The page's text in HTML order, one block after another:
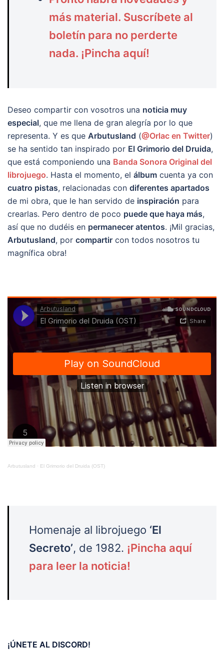
más material. Suscríbete al
boletín para no perderte
nada. ¡Pincha aquí!
Deseo compartir con vosotros una noticia muy
especial, que me llena de gran alegría por lo que
representa. Y es que Arbutusland (@Orlac en Twitter)
se ha sentido tan inspirado por El Grimorio del Druida,
que está componiendo una Banda Sonora Original del
librojuego. Hasta el momento, el álbum cuenta ya con
cuatro pistas, relacionadas con diferentes apartados
de mi obra, que le han servido de inspiración para
crearlas. Pero dentro de poco puede que haya más,
así que no dudéis en permanecer atentos. ¡Mil gracias,
Arbutusland, por compartir con todos nosotros tu
magnífica obra!
Arbutusland · El Grimorio del Druida (OST)
Homenaje al librojuego ‘El
Secreto’, de 1982. ¡Pincha aquí
para leer la noticia!
¡ÚNETE AL DISCORD!